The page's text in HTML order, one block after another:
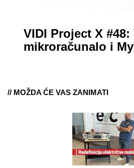
VIDI Project X #48:
mikroračunalo i
// MOŽDA ĆE VAS ZANIMATI